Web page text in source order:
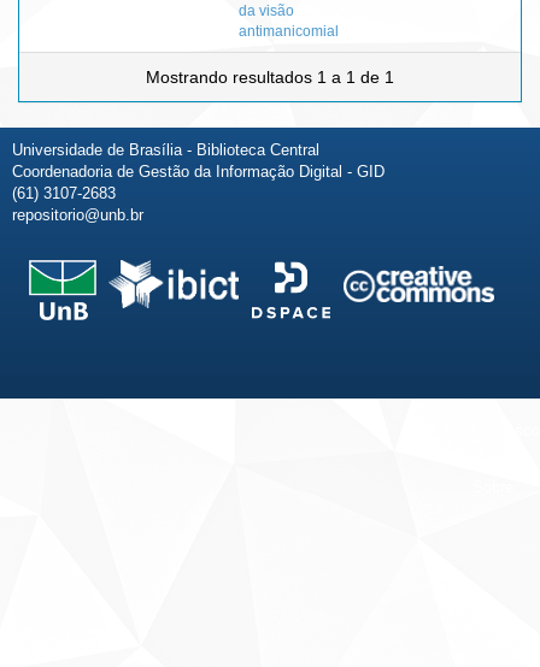
da visão
antimanicomial
Mostrando resultados 1 a 1 de 1
Universidade de Brasília - Biblioteca Central
Coordenadoria de Gestão da Informação Digital - GID
(61) 3107-2683
repositorio@unb.br